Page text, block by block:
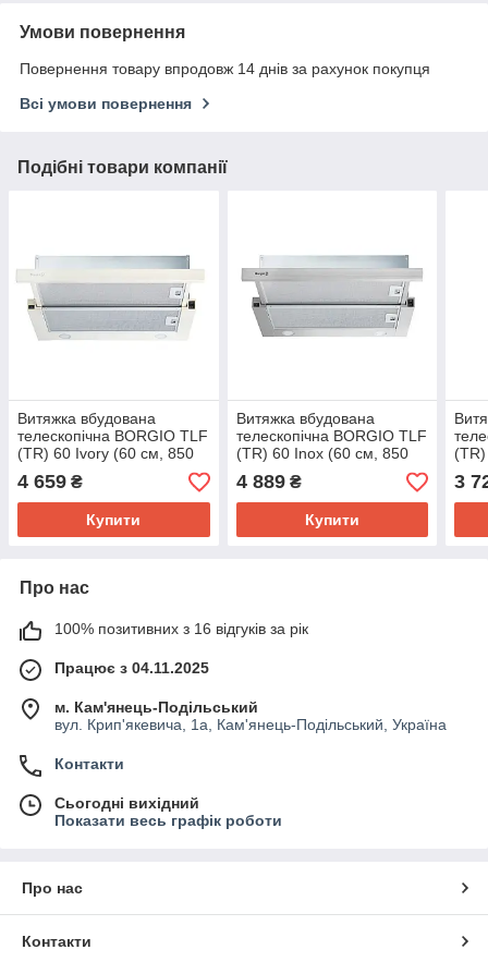
Умови повернення
Повернення товару впродовж 14 днів за рахунок покупця
Всі умови повернення
Подібні товари компанії
Витяжка вбудована
телескопічна BORGIO TLF
(TR) 60 Ivory (60 см, 850
м3/год, бежева)
4 659 ₴
Купити
Витяжка вбудована
телескопічна BORGIO TLF
(TR) 60 Inox (60 см, 850
м3/год, нержавіюча сталь)
4 889₴
Купити
м3/
3
Про нас
100% позитивних з 16 відгуків за рік
Працює з 04.11.2025
м. Кам'янець-Подільський
вул. Крип'якевича, 1а, Кам'янець-Подільський, Україна
Контакти
Сьогодні вихідний
Показати весь графік роботи
Про нас
Контакти